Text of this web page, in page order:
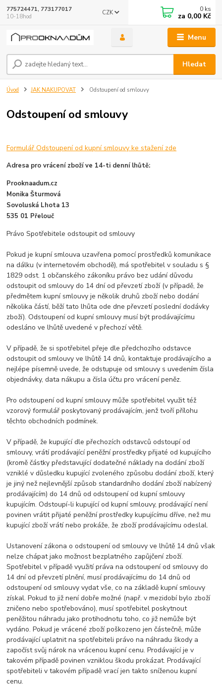
Menu
CZK
Hledat
775724471, 773177017
10-18hod
0 ks
za 0,00 Kč
Úvod JAK NAKUPOVAT Odstoupení od smlouvy
Odstoupení od smlouvy
Formulář Odstoupení od kupní smlouvy ke stažení zde
Adresa pro vrácení zboží ve 14-ti denní lhůtě:
Prooknaadum.cz
Monika Šturmová
Sovoluská Lhota 13
535 01 Přelouč
Právo Spotřebitele odstoupit od smlouvy
Pokud je kupní smlouva uzavřena pomocí prostředků komunikace
na dálku (v internetovém obchodě), má spotřebitel v souladu s §
1829 odst. 1 občanského zákoníku právo bez udání důvodu
odstoupit od smlouvy do 14 dní od převzetí zboží (v případě, že
předmětem kupní smlouvy je několik druhů zboží nebo dodání
několika částí, běží tato lhůta ode dne převzetí poslední dodávky
zboží). Odstoupení od kupní smlouvy musí být prodávajícímu
odesláno ve lhůtě uvedené v přechozí větě.
V případě, že si spotřebitel přeje dle předchozího odstavce
odstoupit od smlouvy ve lhůtě 14 dnů, kontaktuje prodávajícího a
nejlépe písemně uvede, že odstupuje od smlouvy s uvedením čísla
objednávky, data nákupu a čísla účtu pro vrácení peněz.
Pro odstoupení od kupní smlouvy může spotřebitel využit též
vzorový formulář poskytovaný prodávajícím, jenž tvoří přílohu
těchto obchodních podmínek.
V případě, že kupující dle přechozích odstavců odstoupí od
smlouvy, vrátí prodávající peněžní prostředky přijaté od kupujícího
(kromě částky představující dodatečné náklady na dodání zboží
vzniklé v důsledku kupující zvoleného způsobu dodání zboží, který
je jiný než nejlevnější způsob standardního dodání zboží nabízený
prodávajícím) do 14 dnů od odstoupení od kupní smlouvy
kupujícím. Odstoupí-li kupující od kupní smlouvy, prodávající není
povinen vrátit přijaté peněžní prostředky kupujícímu dříve, než mu
kupující zboží vrátí nebo prokáže, že zboží prodávajícímu odeslal.
Ustanovení zákona o odstoupení od smlouvy ve lhůtě 14 dnů však
nelze chápat jako možnost bezplatného zapůjčení zboží.
Spotřebitel v případě využití práva na odstoupení od smlouvy do
14 dní od převzetí plnění, musí prodávajícímu do 14 dnů od
odstoupení od smlouvy vydat vše, co na základě kupní smlouvy
získal. Pokud to již není dobře možné (např. v mezidobí bylo zboží
zničeno nebo spotřebováno), musí spotřebitel poskytnout
peněžitou náhradu jako protihodnotu toho, co již nemůže být
vydáno. Pokud je vrácené zboží poškozeno jen částečně, může
prodávající uplatnit na spotřebiteli právo na náhradu škody a
započíst svůj nárok na vrácenou kupní cenu. Prodávající je v
takovém případě povinen vzniklou škodu prokázat. Prodávající
spotřebiteli v takovém případě vrací jen takto sníženou kupní
cenu.